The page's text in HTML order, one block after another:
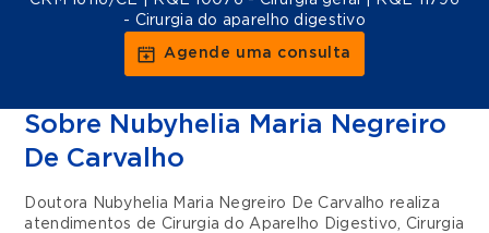
- Cirurgia do aparelho digestivo
Agende uma consulta
Sobre Nubyhelia Maria Negreiro
De Carvalho
Doutora Nubyhelia Maria Negreiro De Carvalho realiza
atendimentos de Cirurgia do Aparelho Digestivo, Cirurgia